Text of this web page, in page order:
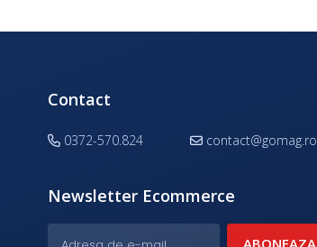
Contact
0372-570.824 contact@gomag.ro
Newsletter Ecommerce